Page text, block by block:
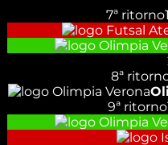
7ª ritorno
8ª
9ª ritorno